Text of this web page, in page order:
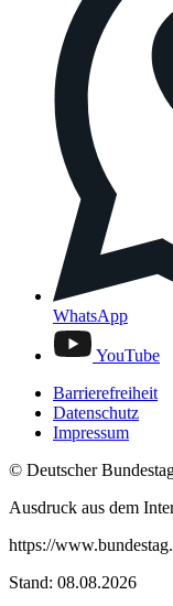
WhatsApp
YouTube
Barrierefreiheit
Datenschutz
Impressum
© Deutscher
Ausdruck aus dem
https://
Stand: 08.08.2026